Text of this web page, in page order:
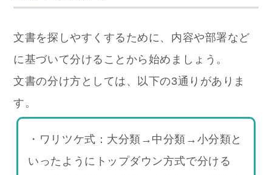
文書を探しやすくするために、内容や部署など
に基づいて分けることから始めましょう。
文書の分け方としては、以下の3通りがありま
す。
・ワリツケ式：大分類→中分類→小分類と
いったようにトップダウン方式で分ける